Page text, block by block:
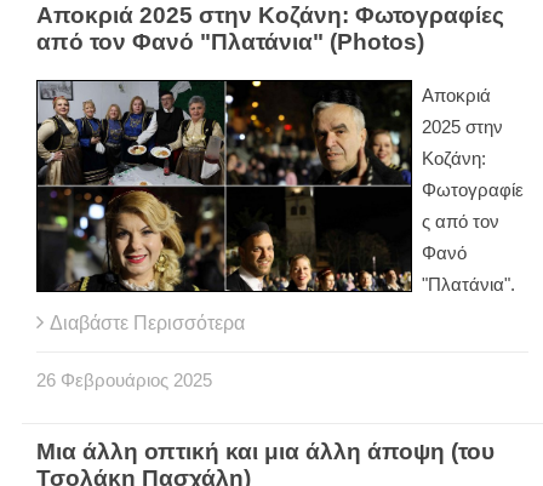
Αποκριά 2025 στην Κοζάνη: Φωτογραφίες
από τον Φανό "Πλατάνια" (Photos)
Αποκριά
2025 στην
Κοζάνη:
Φωτογραφίε
ς από τον
Φανό
"Πλατάνια".
Διαβάστε Περισσότερα
26 Φεβρουάριος 2025
Μια άλλη οπτική και μια άλλη άποψη (του
Τσολάκη Πασχάλη)